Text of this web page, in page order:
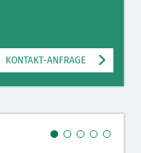
KONTAKT-ANFRAGE